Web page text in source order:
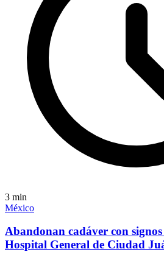
3 min
México
Abandonan cadáver con
Hospital General de Ciudad